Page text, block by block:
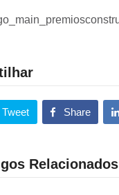
Tweet Share
Relacionados